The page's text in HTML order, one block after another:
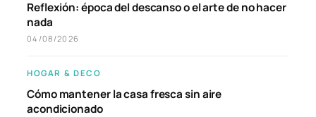
Reflexión: época del descanso o el arte de no hacer
nada
04/08/2026
HOGAR & DECO
Cómo mantener la casa fresca sin aire
acondicionado